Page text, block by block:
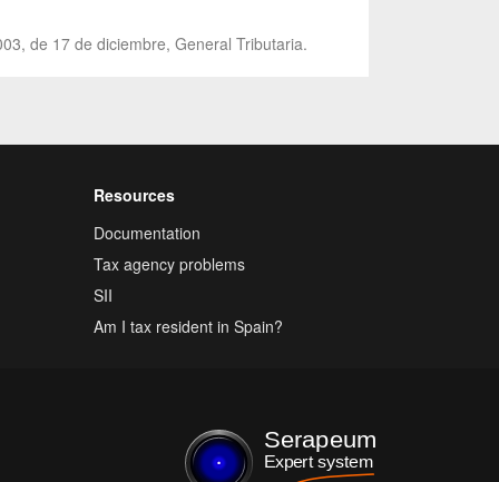
de 17 de diciembre, General Tributaria.
Resources
Documentation
Tax agency problems
SII
Am I tax resident in Spain?